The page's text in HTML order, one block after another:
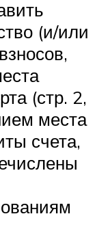
(и/или
(стр. 2,
места
счета,